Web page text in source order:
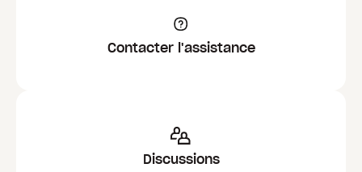
Contacter l'assistance
Discussions